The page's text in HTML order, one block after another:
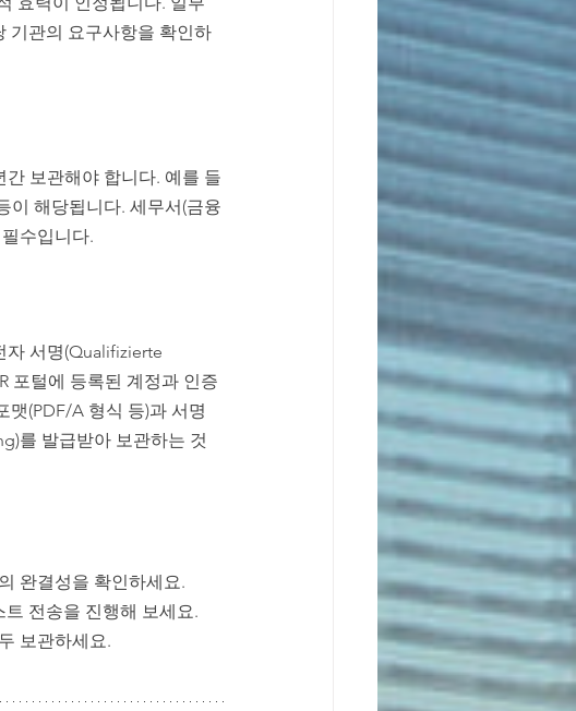
기관의 요구사항을 확인하
보관해야 합니다. 예를 들
이 해당됩니다. 세무서(금융
수입니다.
자 서명(Qualifizierte
포털에 등록된 계정과 인증
(PDF/A 형식 등)과 서명
를 발급받아 보관하는 것
완결성을 확인하세요.
전송을 진행해 보세요.
보관하세요.